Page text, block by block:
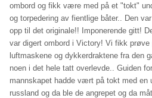
ombord og fikk være med på et "tokt"
og torpedering av fientlige båter.. Den
opp til det originale!! Imponerende gitt!
var digert ombord i Victory! Vi fikk prøve
luftmaskene og dykkerdraktene fra den
noen i det hele tatt overlevde.. Guiden
mannskapet hadde vært på tokt med en
russland og da ble de angrepet og da